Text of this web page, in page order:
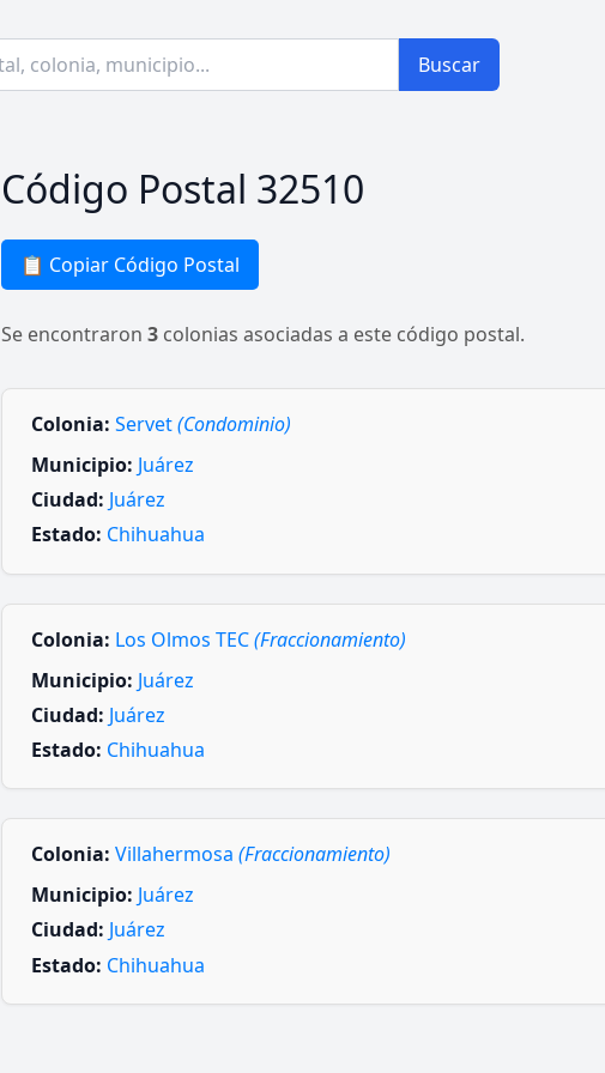
Buscar
Código Postal 32510
📋 Copiar Código Postal
Se encontraron 3 colonias asociadas a este código postal.
Colonia: Servet(Condominio)
Municipio: Juárez
Ciudad: Juárez
Estado: Chihuahua
Colonia: Los Olmos TEC(Fraccionamiento)
Municipio: Juárez
Ciudad: Juárez
Estado: Chihuahua
Colonia: Villahermosa (Fraccionamiento)
Municipio: Juárez
Ciudad: Juárez
Estado: Chihuahua